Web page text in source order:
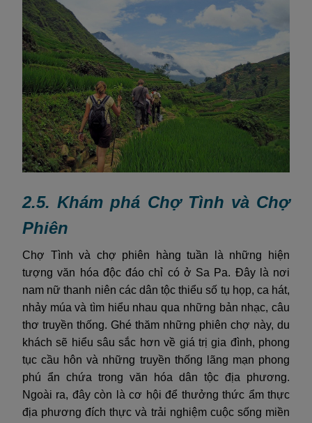
2.5. Khám phá Chợ Tình và Chợ
Phiên
Chợ Tình và chợ phiên hàng tuần là những hiện
tượng văn hóa độc đáo chỉ có ở Sa Pa. Đây là nơi
nam nữ thanh niên các dân tộc thiểu số tụ họp, ca hát,
nhảy múa và tìm hiểu nhau qua những bản nhạc, câu
thơ truyền thống. Ghé thăm những phiên chợ này, du
khách sẽ hiểu sâu sắc hơn về giá trị gia đình, phong
tục cầu hôn và những truyền thống lãng mạn phong
phú ẩn chứa trong văn hóa dân tộc địa phương.
Ngoài ra, đây còn là cơ hội để thưởng thức ẩm thực
địa phương đích thực và trải nghiệm cuộc sống miền